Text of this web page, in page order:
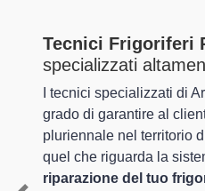
Tecnici Frigoriferi
specializzati
I tecnici specializzati di
grado di garantire al
pluriennale nel territorio
quel che riguarda la
riparazione del tuo